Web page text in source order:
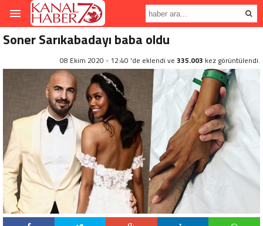
Soner Sarıkabadayı baba oldu
08 Ekim 2020 - 12:40 'de eklendi ve 335.003 kez görüntülendi.